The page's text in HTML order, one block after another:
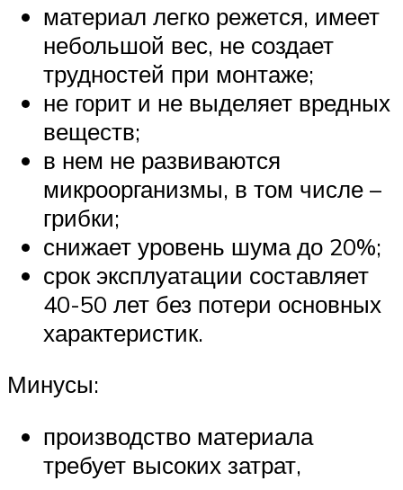
материал легко режется, имеет
небольшой вес, не создает
трудностей при монтаже;
не горит и не выделяет вредных
веществ;
в нем не развиваются
микроорганизмы, в том числе –
грибки;
снижает уровень шума до 20%;
срок эксплуатации составляет
40-50 лет без потери основных
характеристик.
Минусы:
производство материала
требует высоких затрат,